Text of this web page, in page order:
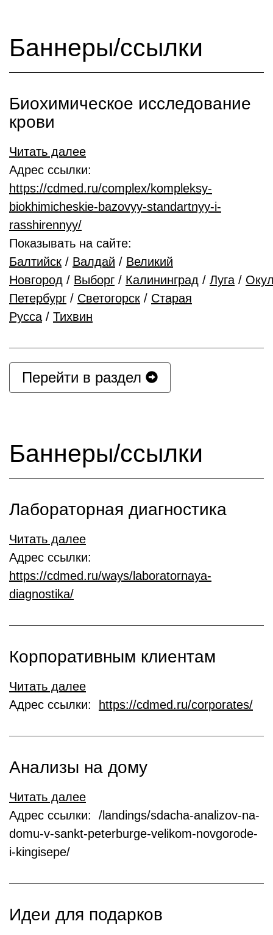
Баннеры/ссылки
Биохимическое исследование
крови
Читать далее
Адрес ссылки:
https://cdmed.ru/complex/kompleksy-
biokhimicheskie-bazovyy-standartnyy-i-
rasshirennyy/
Показывать на сайте:
Балтийск / Валдай / Великий
Новгород / Выборг / Калининград / Луга /
Петербург / Светогорск / Старая
Русса / Тихвин
Перейти в раздел
Баннеры/ссылки
Лабораторная диагностика
Читать далее
Адрес ссылки:
https://cdmed.ru/ways/laboratornaya-
diagnostika/
Корпоративным клиентам
Читать далее
Адрес ссылки:
https://cdmed.ru/corporates/
Анализы на дому
Читать далее
Адрес ссылки: /landings/sdacha-analizov-na-
domu-v-sankt-peterburge-velikom-novgorode-
i-kingisepe/
Идеи для подарков